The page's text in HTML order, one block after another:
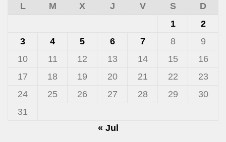
L
M X J V S
D
1
2
3
4 5 6 7 8
9
10
11 12 13 14 15
16
17
18 19 20 21 22
23
24
25 26 27 28 29
30
31
« Jul